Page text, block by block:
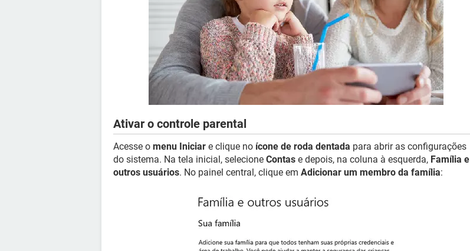
Ativar o controle parental
Acesse o menu Iniciar e clique no ícone de roda dentada para abrir as configurações
do sistema. Na tela inicial, selecione Contas e depois, na coluna à esquerda, Família e
outros usuários. No painel central, clique em Adicionar um membro da família: